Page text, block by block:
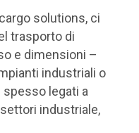
solutions, ci
trasporto di
e dimensioni –
industriali o
legati a
industriale,